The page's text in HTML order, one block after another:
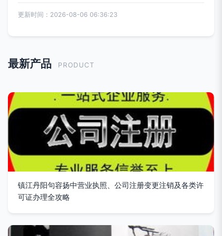
更新时间：2026-08-06 06:36:23
最新产品 PRODUCT
镇江丹阳句容扬中营业执照、公司注册变更注销及各类许
可证办理全攻略